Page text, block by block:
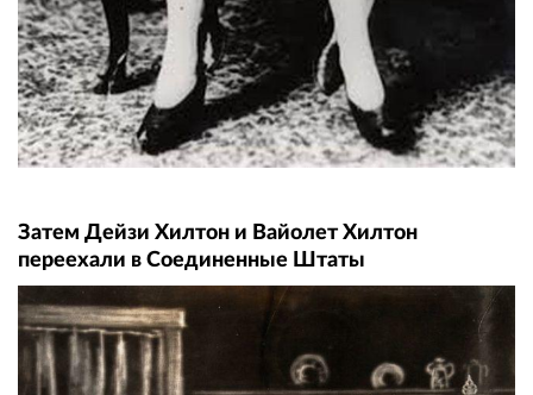
Затем Дейзи Хилтон и Вайолет Хилтон
переехали в Соединенные Штаты